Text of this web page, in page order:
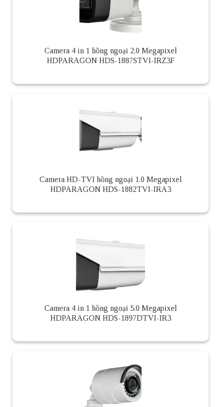
Camera 4 in 1 hồng ngoại 2.0 Megapixel
HDPARAGON HDS-1887STVI-IRZ3F
Camera HD-TVI hồng ngoại 1.0 Megapixel
HDPARAGON HDS-1882TVI-IRA3
Camera 4 in 1 hồng ngoại 5.0 Megapixel
HDPARAGON HDS-1897DTVI-IR3